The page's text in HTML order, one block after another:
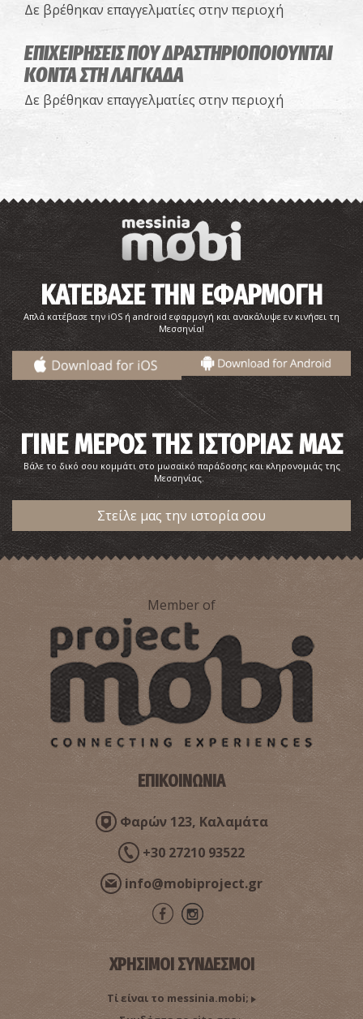
Δε βρέθηκαν επαγγελματίες στην περιοχή
ΕΠΙΧΕΙΡΗΣΕΙΣ ΠΟΥ ΔΡΑΣΤΗΡΙΟΠΟΙΟΥΝΤΑΙ
ΚΟΝΤΑ ΣΤΗ ΛΑΓΚΑΔΑ
Δε βρέθηκαν επαγγελματίες στην περιοχή
ΚΑΤΕΒΑΣΕ ΤΗΝ ΕΦΑΡΜΟΓΗ
Απλά κατέβασε την iOS ή android εφαρμογή και ανακάλυψε εν κινήσει τη
Μεσσηνία!
ΓΙΝΕ ΜΕΡΟΣ ΤΗΣ ΙΣΤΟΡΙΑΣ ΜΑΣ
Βάλε το δικό σου κομμάτι στο μωσαϊκό παράδοσης και κληρονομιάς της
Μεσσηνίας.
Στείλε μας την ιστορία σου
Member of
ΕΠΙΚΟΙΝΩΝΙΑ
Φαρών 123, Καλαμάτα
+30 27210 93522
info@mobiproject.gr
ΧΡΗΣΙΜΟΙ ΣΥΝΔΕΣΜΟΙ
Τί είναι το messinia.mobi;